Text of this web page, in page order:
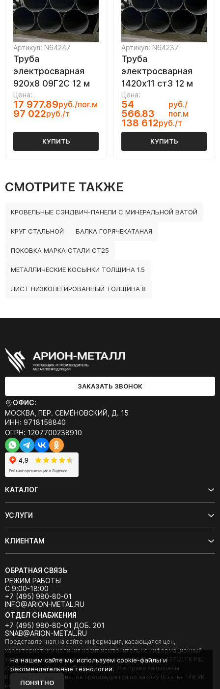
Артикул: N64247
Труба
электросварная
920х8 09Г2С 12 м
Цена:
17 977.89руб./пог.м
97 022руб./т
КУПИТЬ
Артикул: N64237
Труба
электросварная
1420х11 ст3 12 м
Цена:
54
566.83
руб./
пог.м
138 612руб./т
КУПИТЬ
СМОТРИТЕ ТАКЖЕ
КРОВЕЛЬНЫЕ СЭНДВИЧ-ПАНЕЛИ С МИНЕРАЛЬНОЙ ВАТОЙ
КРУГ СТАЛЬНОЙ БАЛКА ГОРЯЧЕКАТАНАЯ
ПОКОВКА МАРКА СТАЛИ СТ25
МЕТАЛЛИЧЕСКИЕ КОСЫНКИ ТОЛЩИНА 1.5
ЛИСТ НИЗКОЛЕГИРОВАННЫЙ ТОЛЩИНА 8
ЗАКАЗАТЬ ЗВОНОК
ОФИС:
МОСКВА, ПЕР. СЕМЁНОВСКИЙ, Д. 15
ИНН: 9718158840
ОГРН: 1207700238910
КАТАЛОГ
УСЛУГИ
КЛИЕНТАМ
ОБРАТНАЯ СВЯЗЬ
РЕЖИМ РАБОТЫ
С 9:00-18:00
+7 (495) 980-80-01
INFO@ARION-METAL.RU
ОТДЕЛ СНАБЖЕНИЯ
+7 (495) 980-80-01 ДОБ. 201
SNAB@ARION-METAL.RU
Представленная на сайте информация, касающаяся цен,
характеристик и наличия носит исключительно информационный
характер и не является публичной офертой (Статья 437(2) ГК РФ).
ООО "Арион-Металл" © 2020 - 2026 Все права защищены.
Копирование материалов преследуется по закону (Статья 146 УК
РФ).
На нашем сайте мы используем cookie-файлы и
рекомендательные технологии.
ПОНЯТНО